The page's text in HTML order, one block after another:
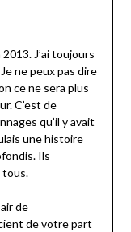
J’ai toujours
ne peux pas dire
ce ne sera plus
C’est de
qu’il y avait
une histoire
Ils
tous.
de
de votre part